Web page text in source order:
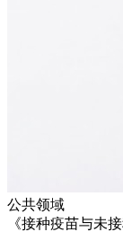
公共领域
《接种疫苗与未